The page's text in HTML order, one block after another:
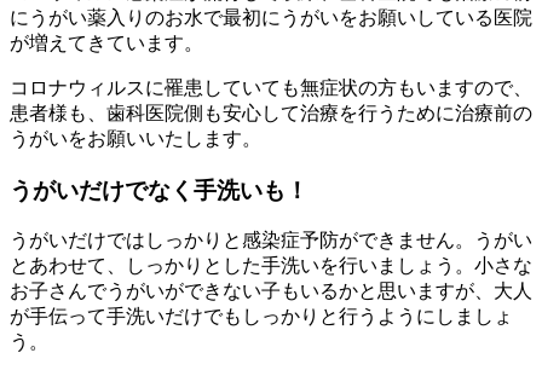
にうがい薬入りのお水で最初にうがいをお願いしている医院
が増えてきています。
コロナウィルスに罹患していても無症状の方もいますので、
患者様も、歯科医院側も安心して治療を行うために治療前の
うがいをお願いいたします。
うがいだけでなく手洗いも！
うがいだけではしっかりと感染症予防ができません。うがい
とあわせて、しっかりとした手洗いを行いましょう。小さな
お子さんでうがいができない子もいるかと思いますが、大人
が手伝って手洗いだけでもしっかりと行うようにしましょ
う。